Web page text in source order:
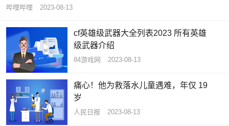
哔哩哔哩 2023-08-13
cf英雄级武器大全列表2023 所有英雄
级武器介绍
84游戏网 2023-08-13
痛心！他为救落水儿童遇难，年仅 19
岁
人民日报 2023-08-13